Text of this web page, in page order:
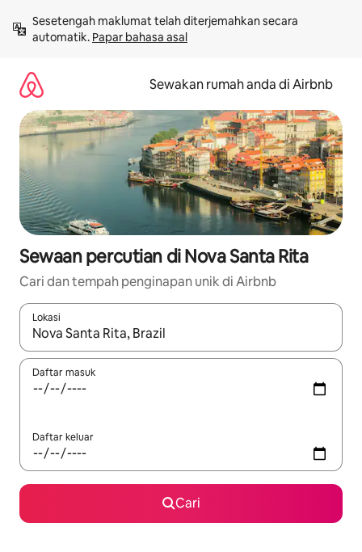
kandungan
Sesetengah maklumat telah diterjemahkan secara
automatik. Papar bahasa asal
Sewakan rumah anda di Airbnb
Sewaan percutian di Nova Santa Rita
Cari dan tempah penginapan unik di Airbnb
Lokasi
Apabila hasil tersedia, navigasi dengan kekunci anak panah
Daftar masuk
Daftar keluar
Cari